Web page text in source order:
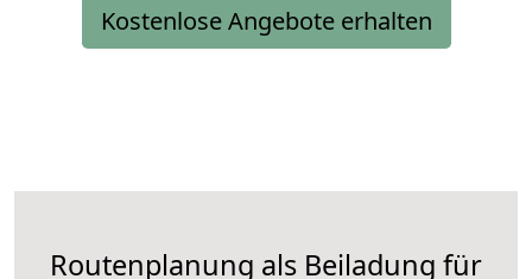
Kostenlose Angebote erhalten
Routenplanung als Beiladung für